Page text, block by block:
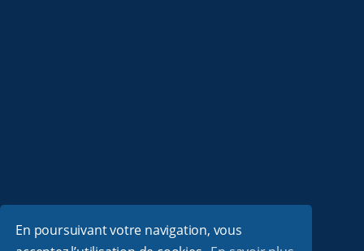
En poursuivant votre navigation, vous